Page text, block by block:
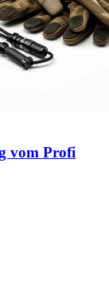
vom Profi